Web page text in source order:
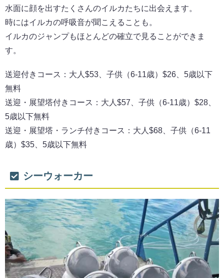
水面に顔を出すたくさんのイルカたちに出会えます。
時にはイルカの呼吸音が聞こえることも。
イルカのジャンプもほとんどの確立で見ることができま
す。
送迎付きコース：大人$53、子供（6-11歳）$26、5歳以下
無料
送迎・展望塔付きコース：大人$57、子供（6-11歳）$28、
5歳以下無料
送迎・展望塔・ランチ付きコース：大人$68、子供（6-11
歳）$35、5歳以下無料
シーウォーカー